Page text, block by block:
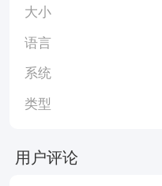
大小
语言
系统
类型
用户评论